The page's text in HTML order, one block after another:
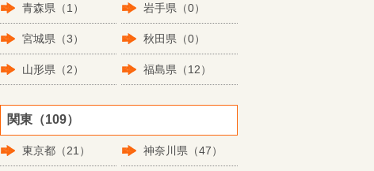
青森県（1） 岩手県（0）
宮城県（3） 秋田県（0）
山形県（2） 福島県（12）
関東（109）
東京都（21） 神奈川県（47）